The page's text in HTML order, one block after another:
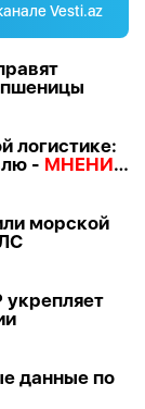
Vesti.az
пшеницы
логистике:
- МНЕНИЯ
морской
укрепляет
данные по